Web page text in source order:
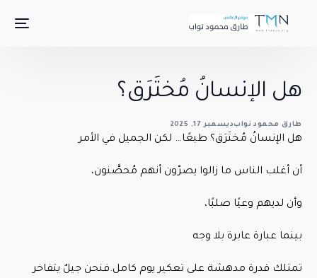
هل الإنسانُ مُختَرَق؟
طارق محمود نوابديسمبر 17, 2025
هل الإنسانُ مُختَرَق؟ طبعًا… لكن الجميل في الأمر
أن أغلب الناس ما زالوا يصرّون أنهم مُحصَّنون،
وأن لديهم وعيًا صلبًا،
بينما عبارة عابرة بلا وجه
تمتلك قدرة مدهشة على تعكير يوم كامل.فنحن جيلٌ يتفاخر